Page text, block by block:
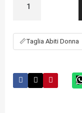
📏Taglia Abiti Donna